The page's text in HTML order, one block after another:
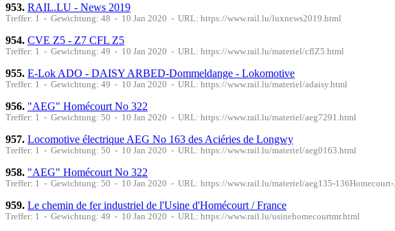
953. RAIL.LU - News 2019
Treffer: 1 - Gewichtung: 48 - 10 Jan 2020 - URL: https://www.rail.lu/luxnews2019.html
954. CVE Z5 - Z7 CFL Z5
Treffer: 1 - Gewichtung: 49 - 10 Jan 2020 - URL: https://www.rail.lu/materiel/cflZ5.html
955. E-Lok ADO - DAISY ARBED-Dommeldange - Lokomotive
Treffer: 1 - Gewichtung: 49 - 10 Jan 2020 - URL: https://www.rail.lu/materiel/adaisy.html
956. "AEG" Homécourt No 322
Treffer: 1 - Gewichtung: 50 - 10 Jan 2020 - URL: https://www.rail.lu/materiel/aeg7291.html
957. Locomotive électrique AEG No 163 des Aciéries de Longwy
Treffer: 1 - Gewichtung: 50 - 10 Jan 2020 - URL: https://www.rail.lu/materiel/aeg0163.html
958. "AEG" Homécourt No 322
Treffer: 1 - Gewichtung: 50 - 10 Jan 2020 - URL: https://www.rail.lu/materiel/aeg135-136Homecourt-
959. Le chemin de fer industriel de l'Usine d'Homécourt / France
Treffer: 1 - Gewichtung: 49 - 10 Jan 2020 - URL: https://www.rail.lu/usinehomecourtmr.html